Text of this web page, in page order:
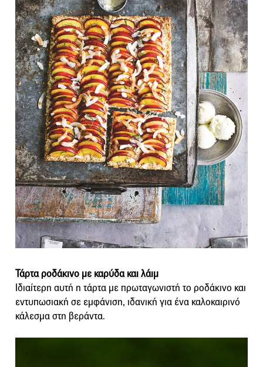
Τάρτα ροδάκινο με καρύδα και λάιμ
Ιδιαίτερη αυτή η τάρτα με πρωταγωνιστή το ροδάκινο και
εντυπωσιακή σε εμφάνιση, ιδανική για ένα καλοκαιρινό
κάλεσμα στη βεράντα.